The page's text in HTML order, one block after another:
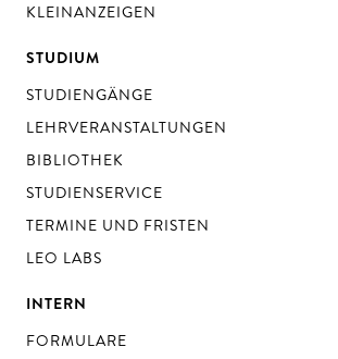
KLEINANZEIGEN
STUDIUM
STUDIENGÄNGE
LEHRVERANSTALTUNGEN
BIBLIOTHEK
STUDIENSERVICE
TERMINE UND FRISTEN
LEO LABS
INTERN
FORMULARE